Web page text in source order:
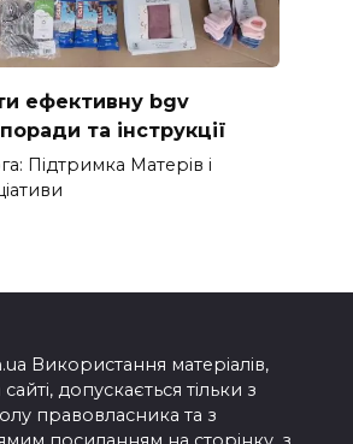
ефективну bgv
та інструкції
Підтримка Матерів і
Використання матеріалів,
допускається тільки з
правовласника та з